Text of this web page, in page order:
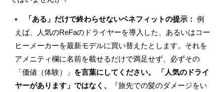
「ある」だけで終わらせないベネフィットの提示：
例
えば、人気のReFaのドライヤーを導入した、あるいはコー
ヒーメーカーを最新モデルに買い替えたとします。それを
アメニティ欄に名前を載せるだけで満足せず、必ずその
「価値（体験）」 を言葉にしてください。 「人気のドライ
ヤーがあります」ではなく、
『旅先での髪のダメージをい